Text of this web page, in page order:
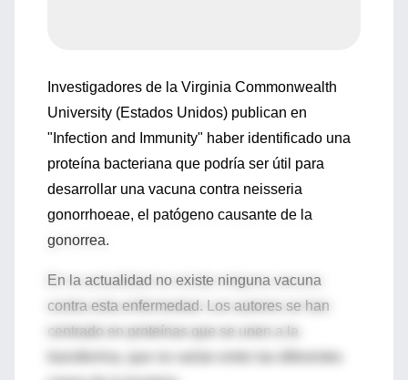
Investigadores de la Virginia Commonwealth
University (Estados Unidos) publican en
"Infection and Immunity" haber identificado una
proteína bacteriana que podría ser útil para
desarrollar una vacuna contra neisseria
gonorrhoeae, el patógeno causante de la
gonorrea.
En la actualidad no existe ninguna vacuna
contra esta enfermedad. Los autores se han
centrado en proteínas que se unen a la